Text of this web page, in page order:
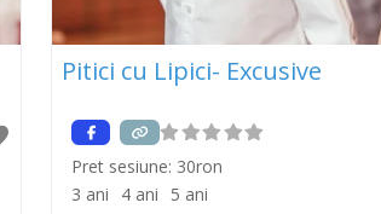
Pitici cu Lipici- Excusive
Pret sesiune: 30ron
3 ani
4 ani
5 ani